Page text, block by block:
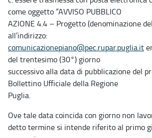
come oggetto “AVVISO PUBBLICO
AZIONE 4.4 – Progetto (denominazione
all’indirizzo:
comunicazionepiano@pec.rupar.puglia.it
del trentesimo (30°) giorno
successivo alla data di pubblicazione del
Bollettino Ufficiale della Regione
Puglia.
Ove tale data coincida con giorno non
detto termine si intende riferito al primo